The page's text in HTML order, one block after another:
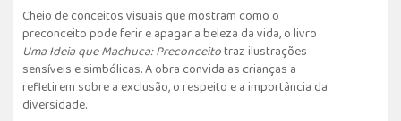
Cheio de conceitos visuais que mostram como o
preconceito pode ferir e apagar a beleza da vida, o livro
Uma Ideia que Machuca: Preconceitotraz ilustrações
sensíveis e simbólicas. A obra convida as crianças a
refletirem sobre a exclusão, o respeito e a importância da
diversidade.